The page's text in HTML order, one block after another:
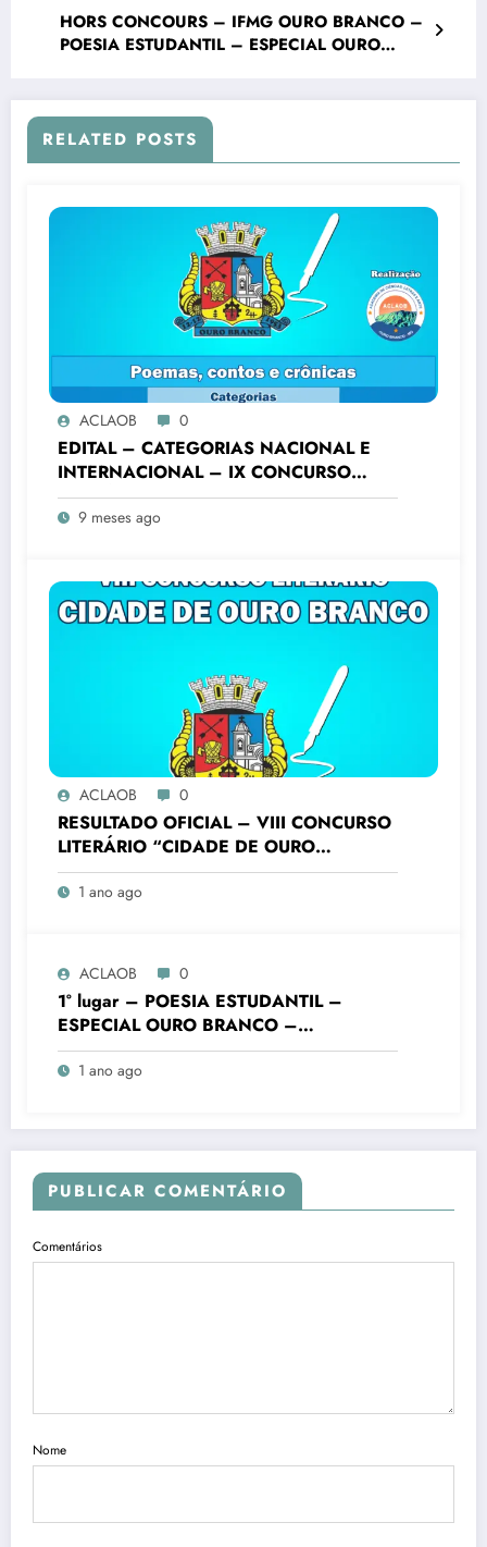
HORS CONCOURS – IFMG OURO BRANCO –
POESIA ESTUDANTIL – ESPECIAL OURO
RELATED POSTS
ACLAOB 0
EDITAL – CATEGORIAS NACIONAL E
INTERNACIONAL – IX CONCURSO
LITERÁRIO “CIDADE DE OURO
BRANCO”
9 meses ago
ACLAOB 0
RESULTADO OFICIAL – VIII CONCURSO
LITERÁRIO “CIDADE DE OURO
BRANCO”
1 ano ago
ACLAOB 0
1° lugar – POESIA ESTUDANTIL –
ESPECIAL OURO BRANCO –
FUNDAMENTAL FINAIS – Colégio
Batista Mineiro Unid. Ouro Branco – VIII
1 ano ago
PUBLICAR COMENTÁRIO
Comentários
Nome